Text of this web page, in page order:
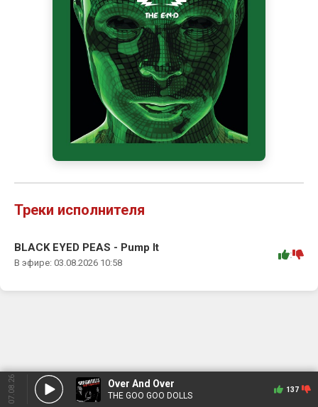
Треки исполнителя
BLACK EYED PEAS - Pump It
В эфире: 03.08.2026 10:58
:
07.08.26 Over And Over
THE GOO GOO DOLLS
137